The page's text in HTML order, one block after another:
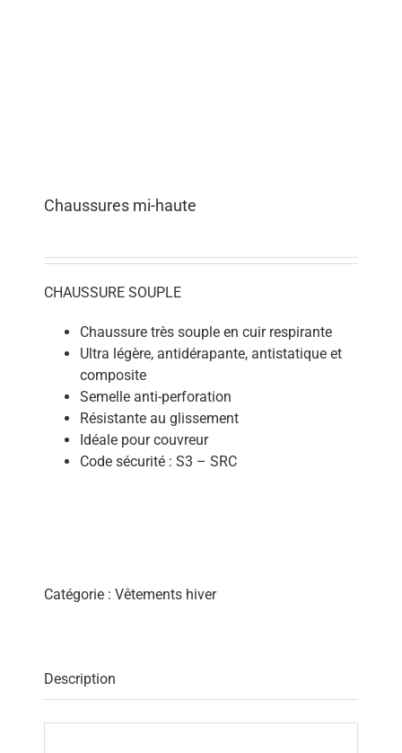
Chaussures mi-haute
CHAUSSURE SOUPLE
Chaussure très souple en cuir respirante
Ultra légère, antidérapante, antistatique et
composite
Semelle anti-perforation
Résistante au glissement
Idéale pour couvreur
Code sécurité : S3 – SRC
Catégorie :Vêtements hiver
Description